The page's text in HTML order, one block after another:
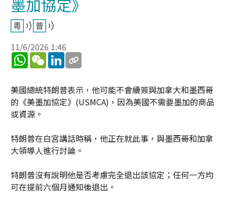
墨加協定》
11/6/2026 1:46
WhatsApp
WeChatLinkedIn
美國總統特朗普表示，他可能不會續簽與加拿大和墨西哥
的《美墨加協定》(USMCA)，因為美國不需要墨加的商品
或資源。
特朗普在白宮講話時稱，他正在就此事，與墨西哥和加拿
大領導人進行討論。
特朗普沒有說明他是否考慮完全退出該協定；任何一方均
可在提前六個月通知後退出。